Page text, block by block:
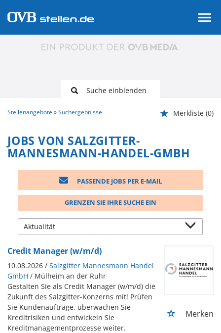
Suche einblenden
Stellenangebote Suchergebnisse Merkliste (0)
JOBS VON SALZGITTER-
MANNESMANN-HANDEL-GMBH
PASSENDE JOBS PER E-MAIL
GRENZEN SIE IHRE SUCHE EIN
Credit Manager (w/m/d)
10.08.2026 / Salzgitter Mannesmann Handel
GmbH / Mülheim an der Ruhr
Gestalten Sie als Credit Manager (w/m/d) die
Zukunft des Salzgitter-Konzerns mit! Prüfen
Sie Kundenaufträge, überwachen Sie
Kreditrisiken und entwickeln Sie
Kreditmanagementprozesse weiter.
Merken